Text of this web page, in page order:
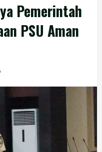
Pemerintah
PSU Aman